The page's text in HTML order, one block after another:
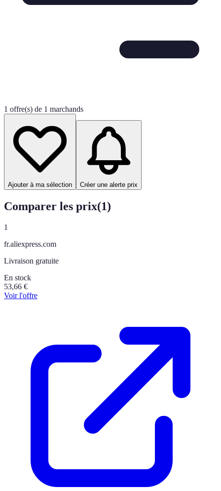
1 offre(s) de 1 marchands
Ajouter à ma sélection Créer une alerte prix
Comparer les prix(1)
1
fr.aliexpress.com
Livraison gratuite
En stock
53,66 €
Voir l'offre